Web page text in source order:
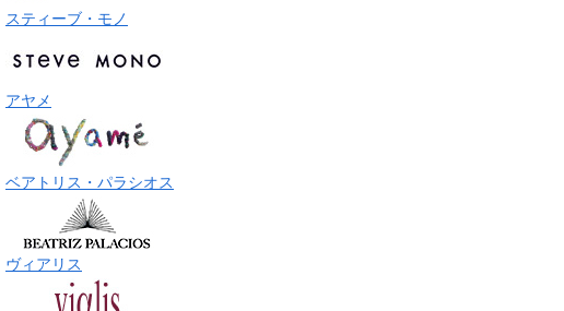
スティーブ・モノ
アヤメ
ベアトリス・パラシオス
ヴィアリス